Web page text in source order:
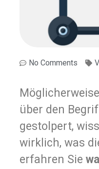
No Comments
über den
gestolpert,
wirklich, was
erfahren Sie